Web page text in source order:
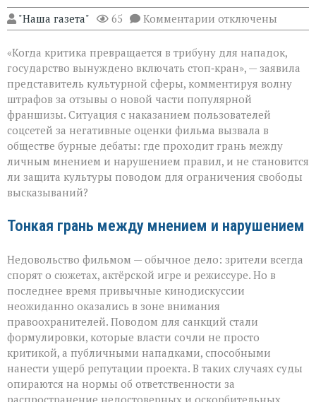
"Наша газета" 65 Комментарии к
записи
слова — не
безлимитный
тариф»:
споры
вокруг
отзывов
о
кино
отключены
«Когда критика превращается в трибуну для нападок,
государство вынуждено включать стоп‑кран», — заявила
представитель культурной сферы, комментируя волну
штрафов за отзывы о новой части популярной
франшизы. Ситуация с наказанием пользователей
соцсетей за негативные оценки фильма вызвала в
обществе бурные дебаты: где проходит грань между
личным мнением и нарушением правил, и не становится
ли защита культуры поводом для ограничения свободы
высказываний?
Тонкая грань между мнением и нарушением
Недовольство фильмом — обычное дело: зрители всегда
спорят о сюжетах, актёрской игре и режиссуре. Но в
последнее время привычные кинодискуссии
неожиданно оказались в зоне внимания
правоохранителей. Поводом для санкций стали
формулировки, которые власти сочли не просто
критикой, а публичными нападками, способными
нанести ущерб репутации проекта. В таких случаях суды
опираются на нормы об ответственности за